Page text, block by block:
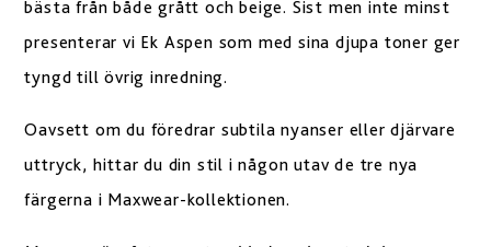
bästa från både grått och beige. Sist men inte minst
presenterar vi Ek Aspen som med sina djupa toner ger
tyngd till övrig inredning.
Oavsett om du föredrar subtila nyanser eller djärvare
uttryck, hittar du din stil i någon utav de tre nya
färgerna i Maxwear-kollektionen.